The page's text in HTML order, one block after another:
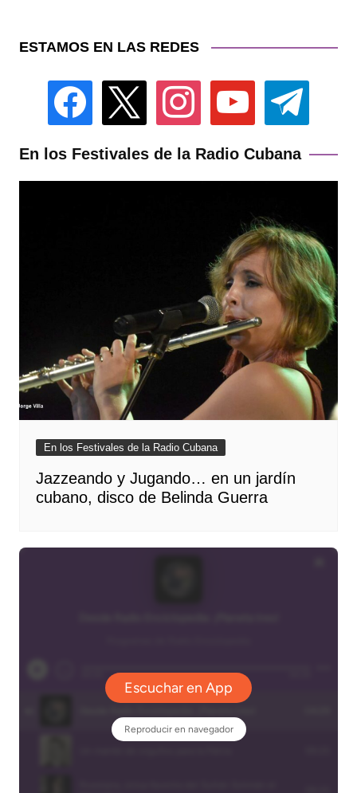
ESTAMOS EN LAS REDES
facebook instagram youtube telegram
En los Festivales de la Radio Cubana
En los Festivales de la Radio Cubana
Jazzeando y Jugando… en un jardín
cubano, disco de Belinda Guerra